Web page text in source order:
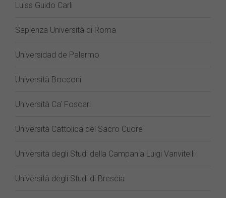
Luiss Guido Carli
Sapienza Università di Roma
Universidad de Palermo
Università Bocconi
Università Ca’ Foscari
Università Cattolica del Sacro Cuore
Università degli Studi della Campania Luigi Vanvitelli
Università degli Studi di Brescia